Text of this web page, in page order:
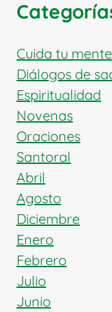
Y
DE
LA
Cuida tu mente
Diálogos de
Espiritualidad
Novenas
Oraciones
Santoral
Abril
Agosto
Diciembre
Enero
Febrero
Julio
Junio